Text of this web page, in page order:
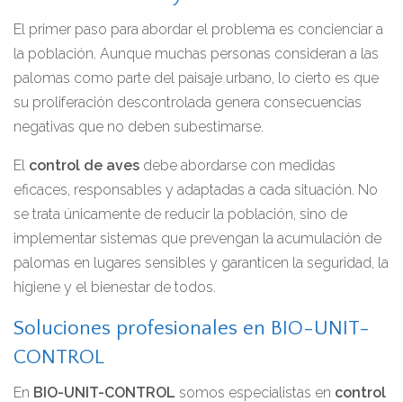
El primer paso para abordar el problema es concienciar a
la población. Aunque muchas personas consideran a las
palomas como parte del paisaje urbano, lo cierto es que
su proliferación descontrolada genera consecuencias
negativas que no deben subestimarse.
El control de aves debe abordarse con medidas
eficaces, responsables y adaptadas a cada situación. No
se trata únicamente de reducir la población, sino de
implementar sistemas que prevengan la acumulación de
palomas en lugares sensibles y garanticen la seguridad, la
higiene y el bienestar de todos.
Soluciones profesionales en BIO-UNIT-
CONTROL
En BIO-UNIT-CONTROL somos especialistas en control